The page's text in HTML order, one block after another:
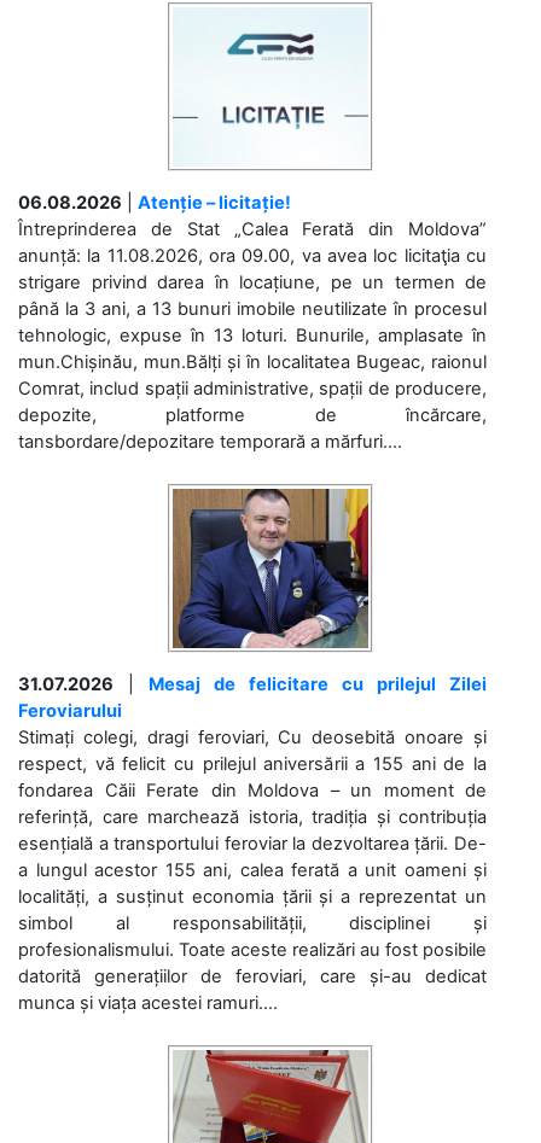
06.08.2026
Atenție – licitație!
Întreprinderea de Stat „Calea Ferată din Moldova”
anunță: la 11.08.2026, ora 09.00, va avea loc licitaţia cu
strigare privind darea în locațiune, pe un termen de
până la 3 ani, a 13 bunuri imobile neutilizate în procesul
tehnologic, expuse în 13 loturi. Bunurile, amplasate în
mun.Chișinău, mun.Bălți și în localitatea Bugeac, raionul
Comrat, includ spații administrative, spații de producere,
depozite, platforme de încărcare,
tansbordare/depozitare temporară a mărfuri....
31.07.2026
Mesaj de felicitare cu prilejul Zilei
Feroviarului
Stimați colegi, dragi feroviari, Cu deosebită onoare și
respect, vă felicit cu prilejul aniversării a 155 ani de la
fondarea Căii Ferate din Moldova – un moment de
referință, care marchează istoria, tradiția și contribuția
esențială a transportului feroviar la dezvoltarea țării. De-
a lungul acestor 155 ani, calea ferată a unit oameni și
localități, a susținut economia țării și a reprezentat un
simbol al responsabilității, disciplinei și
profesionalismului. Toate aceste realizări au fost posibile
datorită generațiilor de feroviari, care și-au dedicat
munca și viața acestei ramuri....